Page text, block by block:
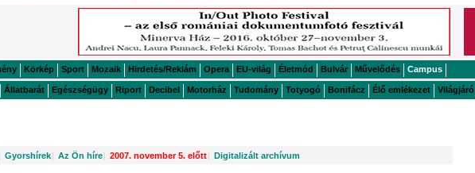
Körkép Sport Mozaik Hirdetés/Reklám Opera EU-világ Életmód Bulvár Művelődés Campus
Állatbarát Egészségügy Riport Decibel Motorház Tudomány Totyogó Bonifácz Élő emlékezet Világjáró
Gyorshírek| Az Ön híre| 2007. november 5. előtt| Digitalizált archívum